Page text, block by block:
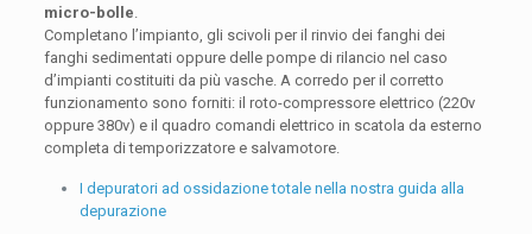
micro-bolle
Completano l’impianto, gli scivoli per il rinvio dei fanghi dei
fanghi sedimentati oppure delle pompe di rilancio nel caso
d’impianti costituiti da più vasche. A corredo per il corretto
funzionamento sono forniti: il roto-compressore elettrico (220v
oppure 380v) e il quadro comandi elettrico in scatola da esterno
completa di temporizzatore e salvamotore.
I depuratori ad ossidazione totale nella nostra guida alla
depurazione